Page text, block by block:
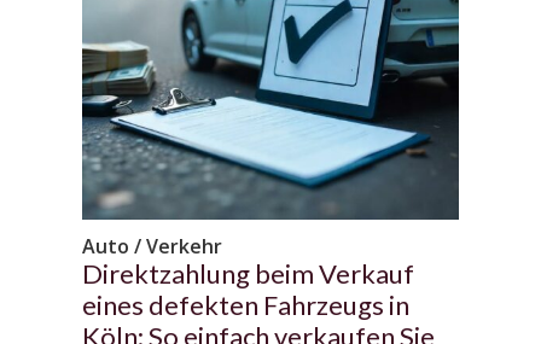
Auto / Verkehr
Direktzahlung beim Verkauf
eines defekten Fahrzeugs in
Köln: So einfach verkaufen Sie